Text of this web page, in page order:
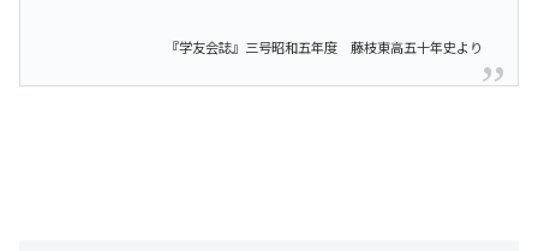
『学友会誌』三号昭和五年度 藤枝東高五十年史より